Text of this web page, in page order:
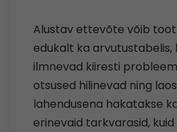
Alustav ettevõte võib
edukalt ka arvutustabelis,
ilmnevad kiiresti
otsused hilinevad ning
lahendusena hakatakse
erinevaid tarkvarasid, kuid